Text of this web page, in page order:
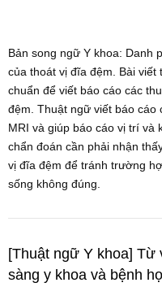
Bản song ngữ Y khoa: Danh
của thoát vị đĩa đệm. Bài
chuẩn để viết báo cáo các
đệm. Thuật ngữ viết báo cáo
MRI và giúp báo cáo vị trí và
chẩn đoán cần phải nhận
vị đĩa đệm để tránh trường
sống không đúng.
[Thuật ngữ Y khoa] Từ
sàng y khoa và bệnh